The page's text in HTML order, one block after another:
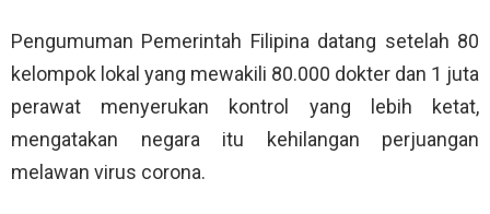
Pengumuman Pemerintah Filipina datang setelah 80
kelompok lokal yang mewakili 80.000 dokter dan 1 juta
perawat menyerukan kontrol yang lebih ketat,
mengatakan negara itu kehilangan perjuangan
melawan virus corona.